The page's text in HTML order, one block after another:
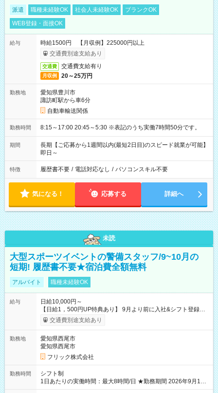
派遣 職種未経験OK 社会人未経験OK
ブランクOK
WEB登録・面接OK
給与
時給1500円 【月収例】225000円以上
交通費別途支給あり
交通費 交通費支給有り
月収例 20～25万円
勤務地
愛知県豊川市
諏訪町駅から車6分
自動車輸送関係
勤務時間 8:15～17:00 20:45～5:30 ※表記のうち実働7時間50分です。
期間
長期【ご応募から1週間以内(最短2日目)のスピード就業が可能】
即日～
特徴 履歴書不要 / 電話対応なし / パソコンスキル不要
気になる！ 応募する 詳細へ
未読
大型スポーツイベントの警備スタッフ/9~10月の
短期! 履歴書不要★宿泊費全額無料
アルバイト 職種未経験OK
給与
日給10,000円～
【日給1，500円UP特典あり】 9月より前に入社&シフト登録す
ると 期間中(9/16~10/23) の日給がUP! 日給1万1500円でしっか
り稼げます♪ 【試用期間】試用期間なし
交通費別途支給あり
勤務地
愛知県西尾市
愛知県西尾市
フリック株式会社
勤務時間
シフト制
1日あたりの実働時間：最大8時間/日 ★勤務期間 2026年9月16
日~2026年10月23日 短期勤務OK! 期間中フル勤務できる方優遇